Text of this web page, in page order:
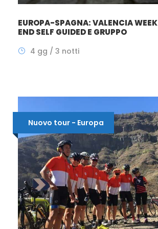
EUROPA-SPAGNA: VALENCIA WEEK
END SELF GUIDED E GRUPPO
4 gg / 3 notti
Nuovo tour - Europa